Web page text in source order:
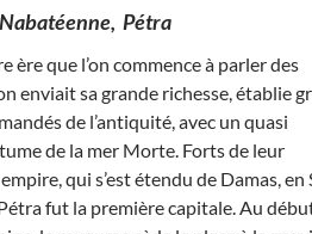
Pétra
ère que l’on commence à parler des
enviait sa grande richesse, établie
de l’antiquité, avec un quasi
de la mer Morte. Forts de leur
qui s’est étendu de Damas, en
fut la première capitale. Au